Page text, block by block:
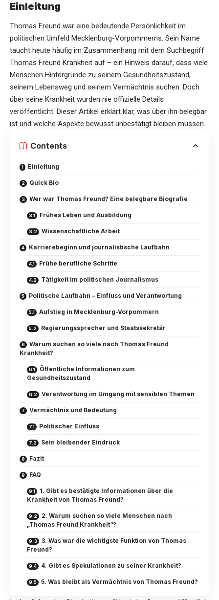
Einleitung
Thomas Freund war eine bedeutende Persönlichkeit im
politischen Umfeld Mecklenburg-Vorpommerns. Sein Name
taucht heute häufig im Zusammenhang mit dem Suchbegriff
Thomas Freund Krankheit auf – ein Hinweis darauf, dass viele
Menschen Hintergründe zu seinem Gesundheitszustand,
seinem Lebensweg und seinem Vermächtnis suchen. Doch
über seine Krankheit wurden nie offizielle Details
veröffentlicht. Dieser Artikel erklärt klar, was über ihn belegbar
ist und welche Aspekte bewusst unbestätigt bleiben müssen.
Contents
Einleitung
Quick Bio
Wer war Thomas Freund? Eine belegbare Biografie
Frühes Leben und Ausbildung
Wissenschaftliche Arbeit
Karrierebeginn und journalistische Laufbahn
Frühe berufliche Schritte
Tätigkeit im politischen Journalismus
Politische Laufbahn – Einfluss und Verantwortung
Aufstieg in Mecklenburg-Vorpommern
Regierungssprecher und Staatssekretär
Warum suchen so viele nach Thomas Freund
Krankheit?
Öffentliche Informationen zum
Gesundheitszustand
Verantwortung im Umgang mit sensiblen Themen
Vermächtnis und Bedeutung
Politischer Einfluss
Sein bleibender Eindruck
Fazit
FAQ
1. Gibt es bestätigte Informationen über die
Krankheit von Thomas Freund?
2. Warum suchen so viele Menschen nach
„Thomas Freund Krankheit“?
3. Was war die wichtigste Funktion von Thomas
Freund?
4. Gibt es Spekulationen zu seiner Krankheit?
5. Was bleibt als Vermächtnis von Thomas Freund?